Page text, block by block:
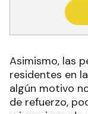
Asimismo, las
residentes en
algún motivo
de refuerzo,